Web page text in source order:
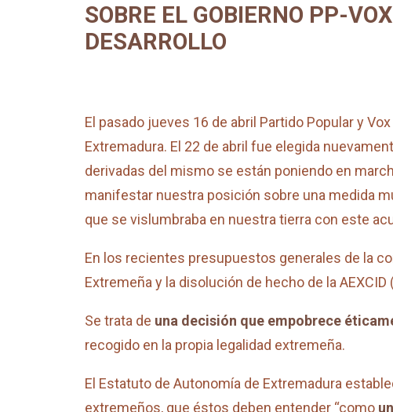
SOBRE EL GOBIERNO PP-
DESARROLLO
El pasado jueves 16 de abril Partido Popular y
Extremadura. El 22 de abril fue elegida
derivadas del mismo se están poniendo en
manifestar nuestra posición sobre una medida
que se vislumbraba en nuestra tierra con este
En los recientes presupuestos generales de la
Extremeña y la disolución de hecho de la
Se trata de una decisión que empobrece
recogido en la propia legalidad extremeña.
El Estatuto de Autonomía de Extremadura
extremeños, que éstos deben entender “como